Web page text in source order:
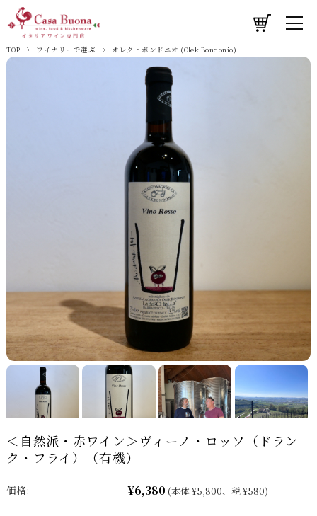
TOP ワイナリーで選ぶ オレク・ボンドニオ (Olek Bondonio)
＜自然派・赤ワイン＞ヴィーノ・ロッソ（ドラン
ク・フライ）（有機）
価格: ¥6,380 (本体 ¥5,800、税 ¥580)